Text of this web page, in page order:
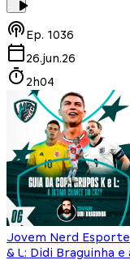
Ep. 1036
26.jun.26
2h04
Jovem Nerd
& L: Didi Braguinha e